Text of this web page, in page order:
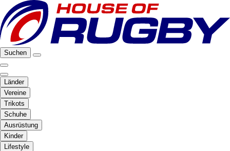
Suchen
Länder
Vereine
Trikots
Schuhe
Ausrüstung
Kinder
Lifestyle